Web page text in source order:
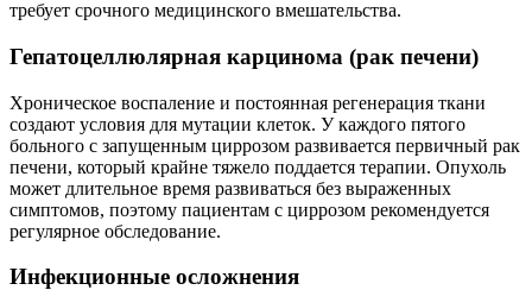
требует срочного медицинского вмешательства.
Гепатоцеллюлярная карцинома (рак печени)
Хроническое воспаление и постоянная регенерация ткани
создают условия для мутации клеток. У каждого пятого
больного с запущенным циррозом развивается первичный рак
печени, который крайне тяжело поддается терапии. Опухоль
может длительное время развиваться без выраженных
симптомов, поэтому пациентам с циррозом рекомендуется
регулярное обследование.
Инфекционные осложнения